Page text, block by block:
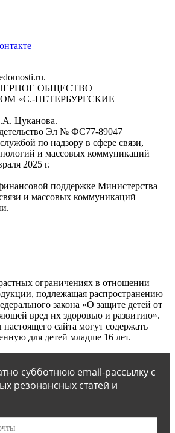
ОБЩЕСТВО
«С.-ПЕТЕРБУРГСКИЕ
Цуканова.
Эл № ФС77-89047
по надзору в сфере связи,
и массовых коммуникаций
2025 г.
поддержке Министерства
и массовых коммуникаций
ограничениях в отношении
подлежащая распространению
закона «О защите детей от
вред их здоровью и развитию».
сайта могут содержать
для детей младше 16 лет.
субботнюю email-рассылку с
резонансных статей и